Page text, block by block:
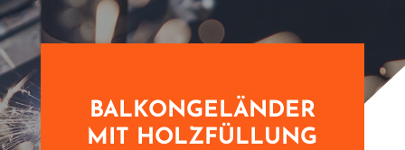
BALKONGELÄNDER
MIT HOLZFÜLLUNG